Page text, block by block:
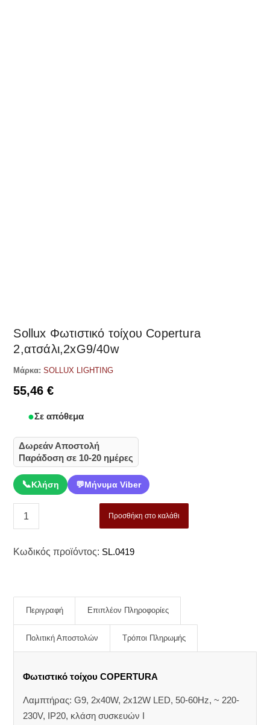
Sollux Φωτιστικό τοίχου Copertura
2,ατσάλι,2xG9/40w
Μάρκα: SOLLUX LIGHTING
55,46€
Σε απόθεμα
Δωρεάν Αποστολή
Παράδοση σε 10-20 ημέρες
📞Κλήση 💬Μήνυμα Viber
Προσθήκη στο καλάθι
Κωδικός προϊόντος: SL.0419
Περιγραφή Επιπλέον Πληροφορίες
Πολιτική Αποστολών Τρόποι Πληρωμής
Φωτιστικό τοίχου COPERTURA
Λαμπτήρας: G9, 2x40W, 2x12W LED, 50-60Hz, ~ 220-
230V, IP20, κλάση συσκευών Ι